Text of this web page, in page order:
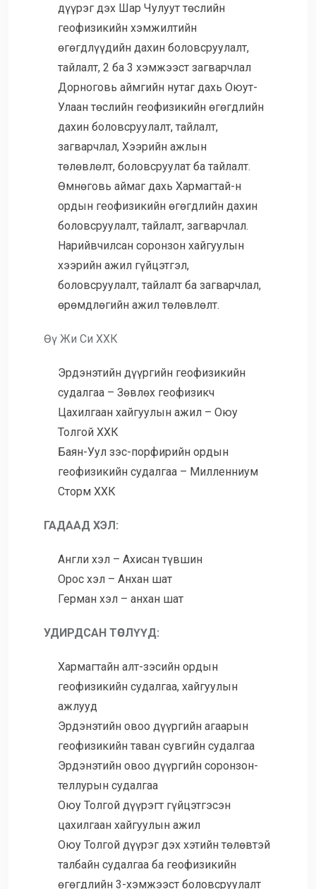
дүүрэг дэх Шар Чулуут төслийн
геофизикийн хэмжилтийн
өгөгдлүүдийн дахин боловсруулалт,
тайлалт, 2 ба 3 хэмжээст загварчлал
Дорноговь аймгийн нутаг дахь Оюут-
Улаан төслийн геофизикийн өгөгдлийн
дахин боловсруулалт, тайлалт,
загварчлал, Хээрийн ажлын
төлөвлөлт, боловсруулат ба тайлалт.
Өмнөговь аймаг дахь Хармагтай-н
ордын геофизикийн өгөгдлийн дахин
боловсруулалт, тайлалт, загварчлал.
Нарийвчилсан соронзон хайгуулын
хээрийн ажил гүйцэтгэл,
боловсруулалт, тайлалт ба загварчлал,
өрөмдлөгийн ажил төлөвлөлт.
Өү Жи Си ХХК
Эрдэнэтийн дүүргийн геофизикийн
судалгаа – Зөвлөх геофизикч
Цахилгаан хайгуулын ажил – Оюу
Толгой ХХК
Баян-Уул зэс-порфирийн ордын
геофизикийн судалгаа – Милленниум
Сторм ХХК
ГАДААД ХЭЛ:
Англи хэл – Ахисан түвшин
Орос хэл – Анхан шат
Герман хэл – анхан шат
УДИРДСАН ТӨСЛҮҮД:
Хармагтайн алт-зэсийн ордын
геофизикийн судалгаа, хайгуулын
ажлууд
Эрдэнэтийн овоо дүүргийн агаарын
геофизикийн таван сувгийн судалгаа
Эрдэнэтийн овоо дүүргийн соронзон-
теллурын судалгаа
Оюу Толгой дүүрэгт гүйцэтгэсэн
цахилгаан хайгуулын ажил
Оюу Толгой дүүрэг дэх хэтийн төлөвтэй
талбайн судалгаа ба геофизикийн
өгөгдлийн 3-хэмжээст боловсруулалт